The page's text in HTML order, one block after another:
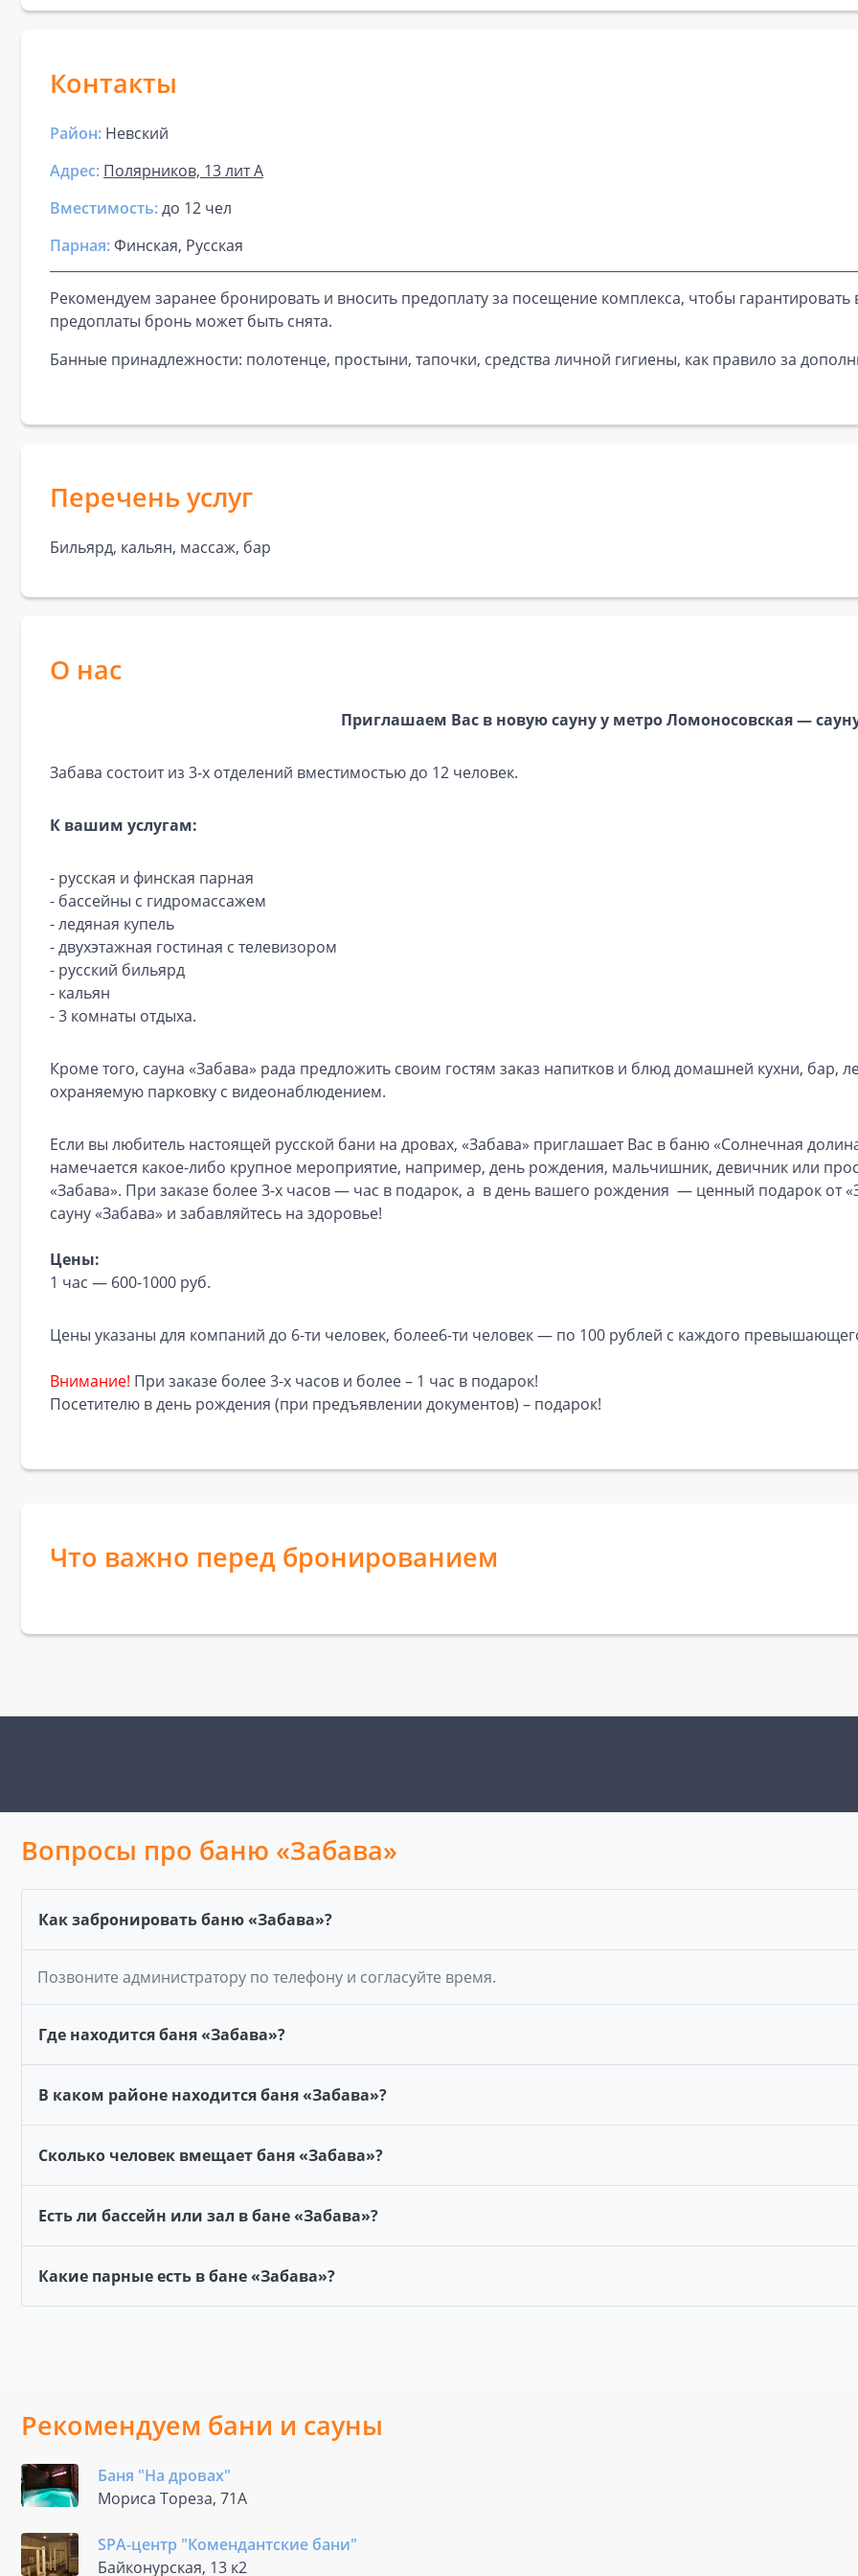
Контакты
Район: Невский
Адрес: Полярников, 13 лит А
Вместимость:до 12 чел
Парная:Финская, Русская
Рекомендуем заранее бронировать и вносить предоплату за посещение комплекса, чтобы
предоплаты бронь может быть снята.
Банные принадлежности: полотенце, простыни, тапочки, средства личной гигиены, как правило за
Перечень услуг
Бильярд, кальян, массаж, бар
О нас
Приглашаем Вас в новую сауну у метро Ломоносовская —
Забава состоит из 3-х отделений вместимостью до 12 человек.
К вашим услугам:
- русская и финская парная
- бассейны с гидромассажем
- ледяная купель
- двухэтажная гостиная с телевизором
- русский бильярд
- кальян
- 3 комнаты отдыха.
Кроме того, сауна «Забава» рада предложить своим гостям заказ напитков и блюд домашней кухни, бар,
охраняемую парковку с видеонаблюдением.
Если вы любитель настоящей русской бани на дровах, «Забава» приглашает Вас в баню «Солнечная
намечается какое-либо крупное мероприятие, например, день рождения, мальчишник, девичник или
«Забава». При заказе более 3-х часов — час в подарок, а в день вашего рождения — ценный подарок от
сауну «Забава» и забавляйтесь на здоровье!
Цены:
1 час — 600-1000 руб.
Цены указаны для компаний до 6-ти человек, более6-ти человек — по 100 рублей с каждого
Внимание! При заказе более 3-х часов и более – 1 час в подарок!
Посетителю в день рождения (при предъявлении документов) – подарок!
Что важно перед бронированием
Вопросы про баню «Забава»
Как забронировать баню «Забава»?
Позвоните администратору по телефону и согласуйте время.
Где находится баня «Забава»?
В каком районе находится баня «Забава»?
Сколько человек вмещает баня «Забава»?
Есть ли бассейн или зал в бане «Забава»?
Какие парные есть в бане «Забава»?
Рекомендуем бани и сауны
Баня "На дровах"
Мориса Тореза, 71А
SPA-центр "Комендантские бани"
Байконурская, 13 к2